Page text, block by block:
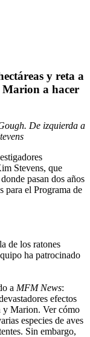
y reta a
Marion a hacer
De izquierda a
Stevens, que
pasan dos años
para el Programa de
de los ratones
ha patrocinado
a MFM News:
efectos
y Marion. Ver cómo
especies de aves
Sin embargo,